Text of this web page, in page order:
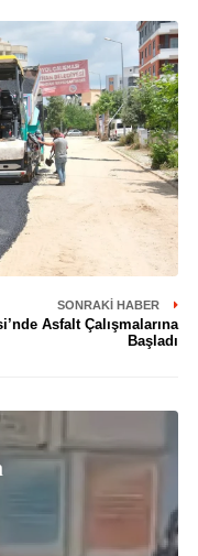
SONRAKI HABER
Asfalt Çalışmalarına
Başladı